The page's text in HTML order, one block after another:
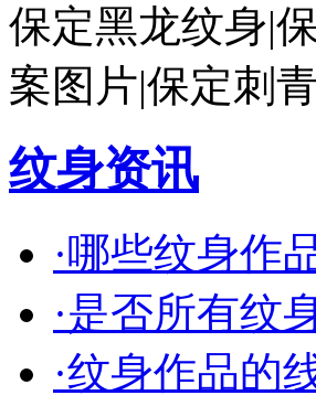
保定黑龙纹身|
案图片|保定刺
纹身资讯
·哪些纹身作
·是否所有纹
·纹身作品的